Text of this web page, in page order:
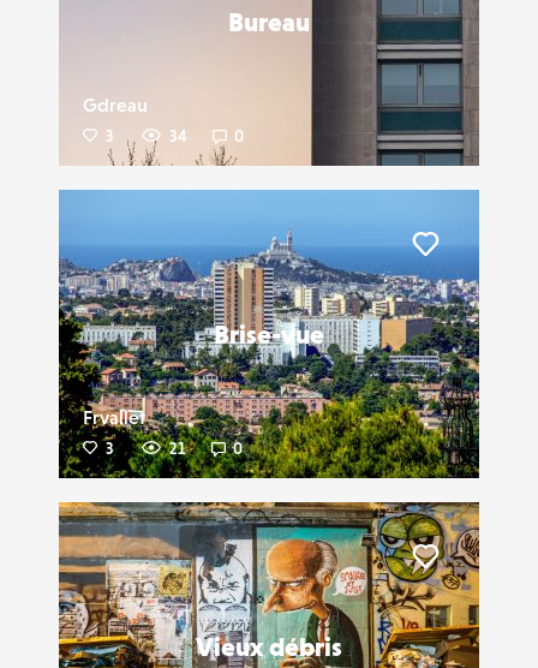
Bureau
Gdreau
3 34 0
Brise-vue
Frvallet
3 21 0
Vieux débris
Liker